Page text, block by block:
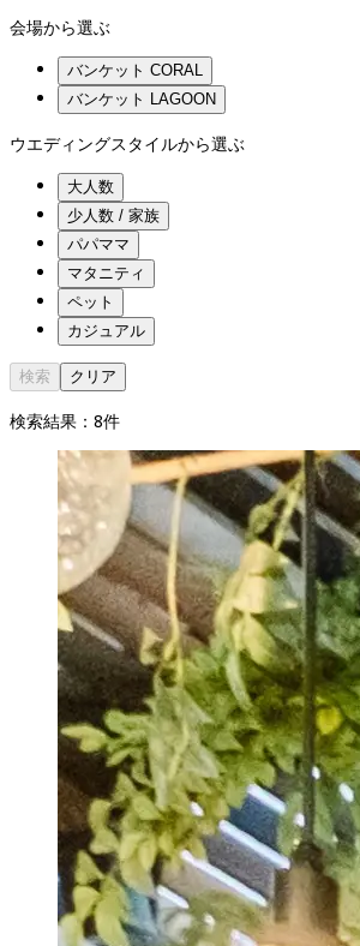
会場から選ぶ
バンケット CORAL
バンケット LAGOON
ウエディングスタイルから選ぶ
大人数
少人数 / 家族
パパママ
マタニティ
ペット
カジュアル
検索 クリア
検索結果： 8件